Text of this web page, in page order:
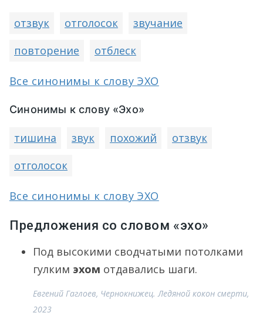
отзвук отголосок
звучание
повторение
отблеск
Все синонимы к слову ЭХО
Синонимы к слову «Эхо»
тишина звук похожий
отзвук
отголосок
Все синонимы к слову ЭХО
Предложения со словом «эхо»
Под высокими сводчатыми потолками
гулким эхом отдавались шаги.
Евгений Гаглоев, Чернокнижец. Ледяной кокон смерти,
2023